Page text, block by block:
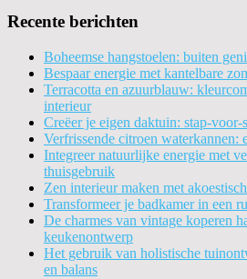
Recente berichten
Boheemse hangstoelen: buiten
Bespaar energie met kantelbare
Terracotta en azuurblauw:
interieur
Creëer je eigen daktuin: stap-voor-
Verfrissende citroen waterkannen:
Integreer natuurlijke energie met
thuisgebruik
Zen interieur maken met
Transformeer je badkamer in een
De charmes van vintage koperen
keukenontwerp
Het gebruik van holistische
en balans